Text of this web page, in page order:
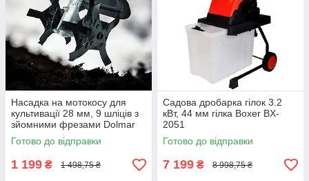
Насадка на мотокосу для
культивації 28 мм, 9 шліців з
зйомними фрезами Dolmar
9T28
Готово до відправки
1 199 ₴ 1 498,75 ₴
Садова дробарка гілок 3.2
кВт, 44 мм гілка Boxer BX-
2051
Готово до відправки
7 199 ₴ 8 998,75 ₴